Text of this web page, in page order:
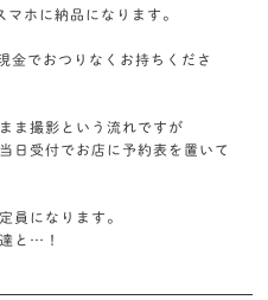
ホに納品になります。
金でおつりなくお持ちくださ
ま撮影という流れですが
日受付でお店に予約表を置いて
員になります。
と…！